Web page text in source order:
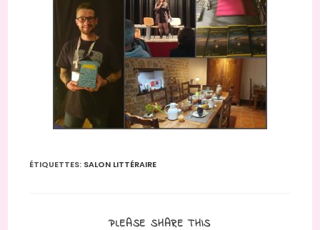
ÉTIQUETTES: SALON LITTÉRAIRE
PLEASE SHARE THIS